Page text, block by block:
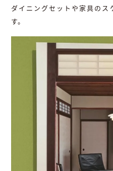
ダイニングセットや家具のス
す。